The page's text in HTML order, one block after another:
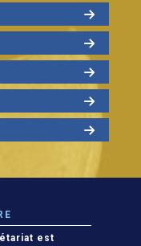
est